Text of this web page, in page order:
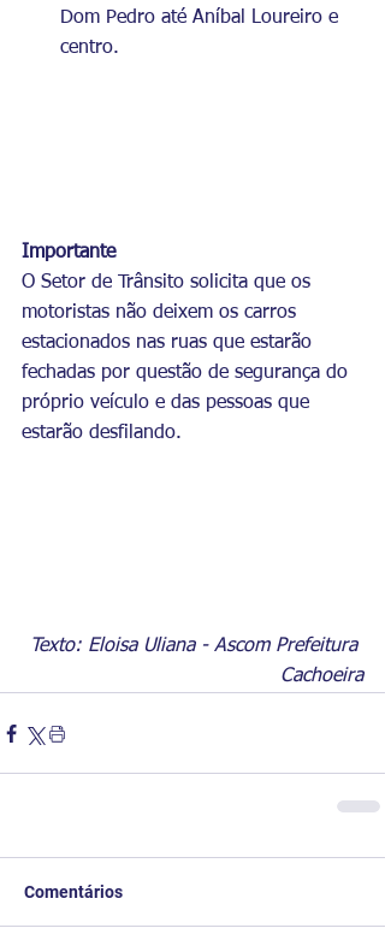
Dom Pedro até Aníbal Loureiro e
centro.
Importante
O Setor de Trânsito solicita que os
motoristas não deixem os carros
estacionados nas ruas que estarão
fechadas por questão de segurança do
próprio veículo e das pessoas que
estarão desfilando.
Texto: Eloisa Uliana - Ascom Prefeitura
Cachoeira
Comentários